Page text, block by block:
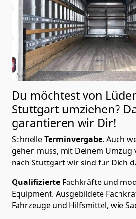
Du möchtest von
Stuttgart umziehen?
garantieren wir Dir!
SchnelleTerminvergabe. Auch
gehen muss, mit Deinem Umzug
nach Stuttgart wir sind für Dich
Qualifizierte Fachkräfte und
Equipment. Ausgebildete
Fahrzeuge und Hilfsmittel, wie